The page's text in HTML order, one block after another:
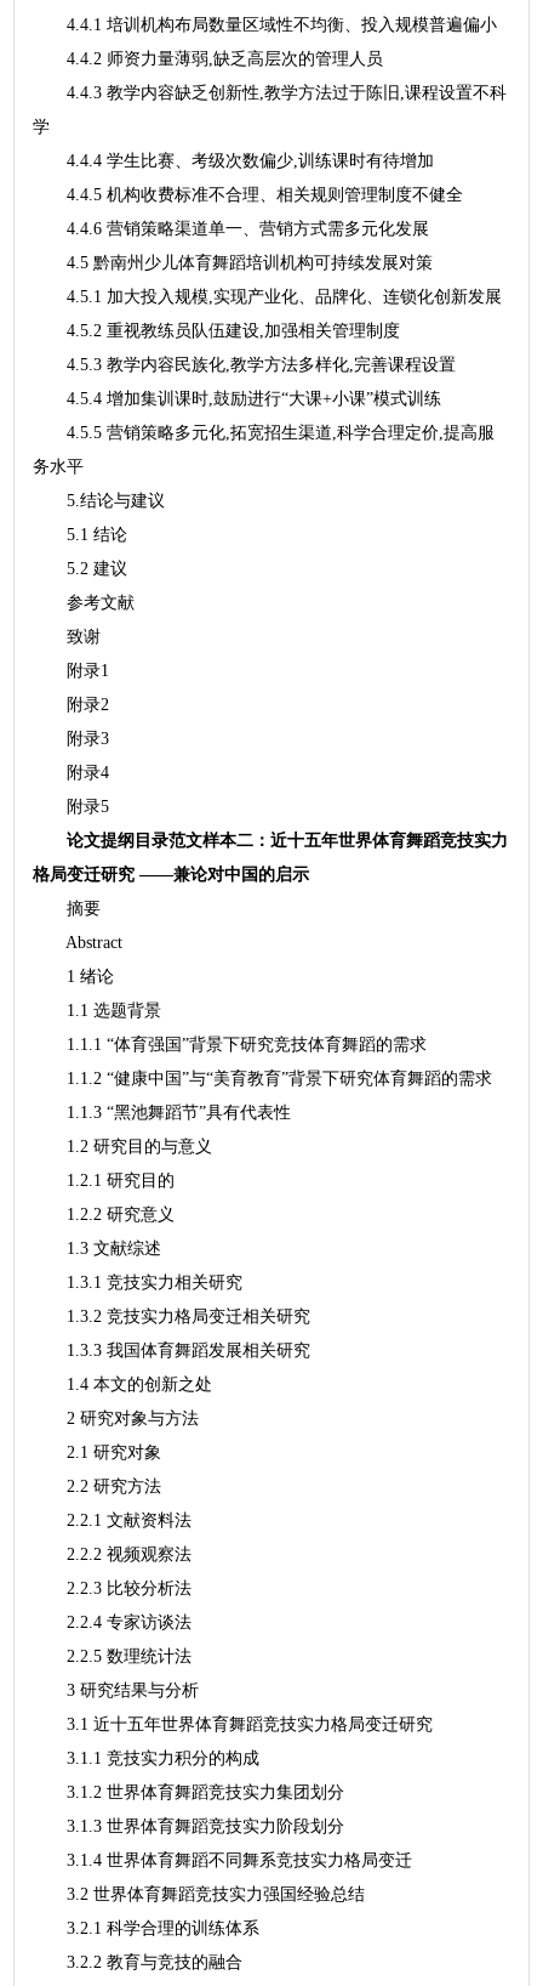
4.4.1 培训机构布局数量区域性不均衡、投入规模普遍偏小
4.4.2 师资力量薄弱,缺乏高层次的管理人员
4.4.3 教学内容缺乏创新性,教学方法过于陈旧,课程设置不科
学
4.4.4 学生比赛、考级次数偏少,训练课时有待增加
4.4.5 机构收费标准不合理、相关规则管理制度不健全
4.4.6 营销策略渠道单一、营销方式需多元化发展
4.5 黔南州少儿体育舞蹈培训机构可持续发展对策
4.5.1 加大投入规模,实现产业化、品牌化、连锁化创新发展
4.5.2 重视教练员队伍建设,加强相关管理制度
4.5.3 教学内容民族化,教学方法多样化,完善课程设置
4.5.4 增加集训课时,鼓励进行“大课+小课”模式训练
4.5.5 营销策略多元化,拓宽招生渠道,科学合理定价,提高服
务水平
5.结论与建议
5.1 结论
5.2 建议
参考文献
致谢
附录1
附录2
附录3
附录4
附录5
论文提纲目录范文样本二：近十五年世界体育舞蹈竞技实力
格局变迁研究 ——兼论对中国的启示
摘要
Abstract
1 绪论
1.1 选题背景
1.1.1 “体育强国”背景下研究竞技体育舞蹈的需求
1.1.2 “健康中国”与“美育教育”背景下研究体育舞蹈的需求
1.1.3 “黑池舞蹈节”具有代表性
1.2 研究目的与意义
1.2.1 研究目的
1.2.2 研究意义
1.3 文献综述
1.3.1 竞技实力相关研究
1.3.2 竞技实力格局变迁相关研究
1.3.3 我国体育舞蹈发展相关研究
1.4 本文的创新之处
2 研究对象与方法
2.1 研究对象
2.2 研究方法
2.2.1 文献资料法
2.2.2 视频观察法
2.2.3 比较分析法
2.2.4 专家访谈法
2.2.5 数理统计法
3 研究结果与分析
3.1 近十五年世界体育舞蹈竞技实力格局变迁研究
3.1.1 竞技实力积分的构成
3.1.2 世界体育舞蹈竞技实力集团划分
3.1.3 世界体育舞蹈竞技实力阶段划分
3.1.4 世界体育舞蹈不同舞系竞技实力格局变迁
3.2 世界体育舞蹈竞技实力强国经验总结
3.2.1 科学合理的训练体系
3.2.2 教育与竞技的融合